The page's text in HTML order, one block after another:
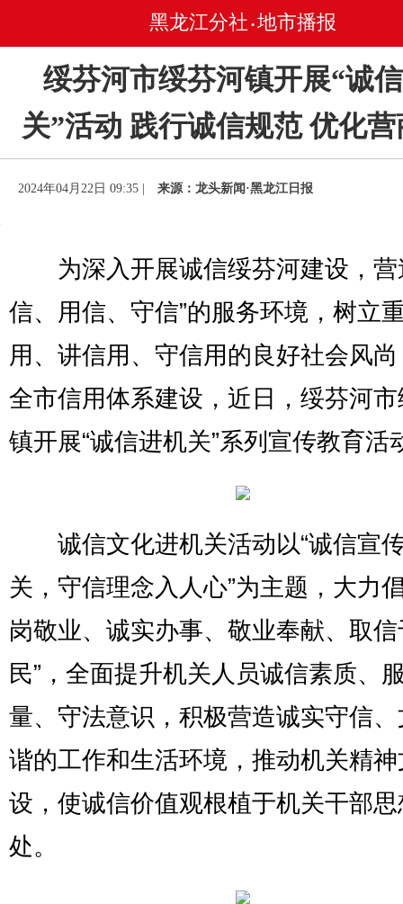
黑龙江分社 • 地市播报
绥芬河市绥芬河镇开展“诚
关”活动 践行诚信规范 优化
2024年04月22日 09:35 | 来源：龙头新闻·黑龙江日报
为深入开展诚信绥芬河建设，营
信、用信、守信”的服务环境，树立
用、讲信用、守信用的良好社会风
全市信用体系建设，近日，绥芬河
镇开展“诚信进机关”系列宣传教育活
诚信文化进机关活动以“诚信宣
关，守信理念入人心”为主题，大力
岗敬业、诚实办事、敬业奉献、取信
民”，全面提升机关人员诚信素质、
量、守法意识，积极营造诚实守信
谐的工作和生活环境，推动机关精
设，使诚信价值观根植于机关干部
处。